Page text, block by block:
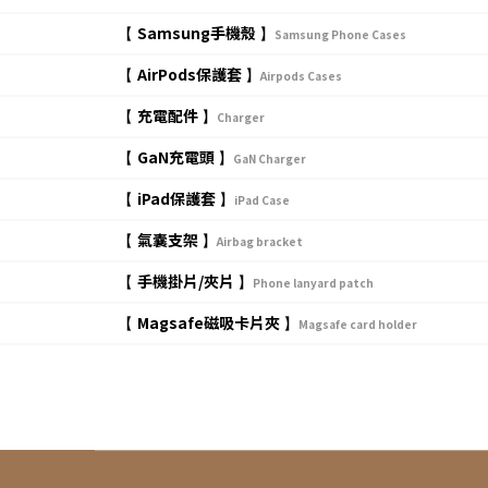
【 Samsung手機殼 】 Samsung Phone Cases
【 AirPods保護套 】 Airpods Cases
【 充電配件 】 Charger
【 GaN充電頭 】 GaN Charger
【 iPad保護套 】 iPad Case
【 氣囊支架 】 Airbag bracket
【 手機掛片/夾片 】 Phone lanyard patch
【 Magsafe磁吸卡片夾 】 Magsafe card holder